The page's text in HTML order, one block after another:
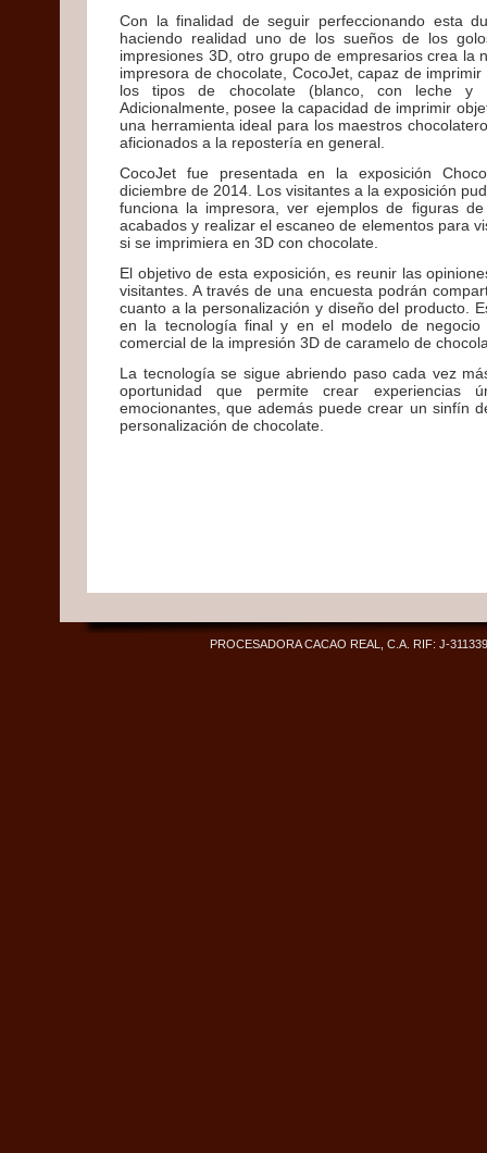
Con la finalidad de seguir perfeccionando esta
haciendo realidad uno de los sueños de los
impresiones 3D, otro grupo de empresarios crea la
impresora de chocolate, CocoJet, capaz de
los tipos de chocolate (blanco, con leche y
Adicionalmente, posee la capacidad de imprimir
una herramienta ideal para los maestros
aficionados a la repostería en general.
CocoJet fue presentada en la exposición
diciembre de 2014. Los visitantes a la exposición
funciona la impresora, ver ejemplos de figuras
acabados y realizar el escaneo de elementos para
si se imprimiera en 3D con chocolate.
El objetivo de esta exposición, es reunir las
visitantes. A través de una encuesta podrán
cuanto a la personalización y diseño del producto.
en la tecnología final y en el modelo de negocio
comercial de la impresión 3D de caramelo de
La tecnología se sigue abriendo paso cada vez
oportunidad que permite crear experiencias
emocionantes, que además puede crear un sinfín
personalización de chocolate.
PROCESADORA CACAO REAL, C.A. RIF: J-